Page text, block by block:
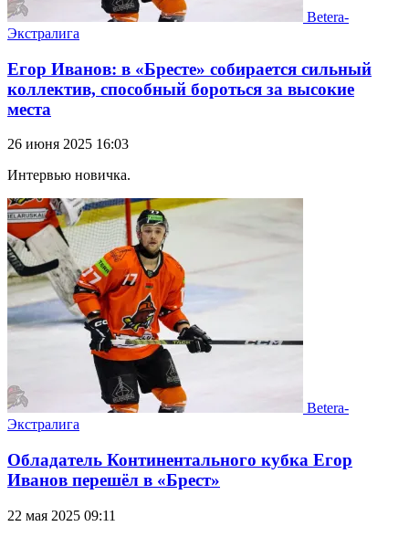
Betera-
Экстралига
Егор Иванов: в «Бресте» собирается сильный
коллектив, способный бороться за высокие
места
26 июня 2025 16:03
Интервью новичка.
Betera-
Экстралига
Обладатель Континентального кубка Егор
Иванов перешёл в «Брест»
22 мая 2025 09:11